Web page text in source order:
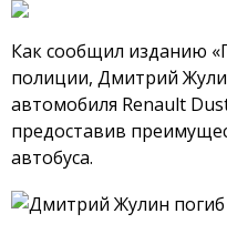
Как сообщил изданию
полиции, Дмитрий
автомобиля Renault
предоставив
автобуса.